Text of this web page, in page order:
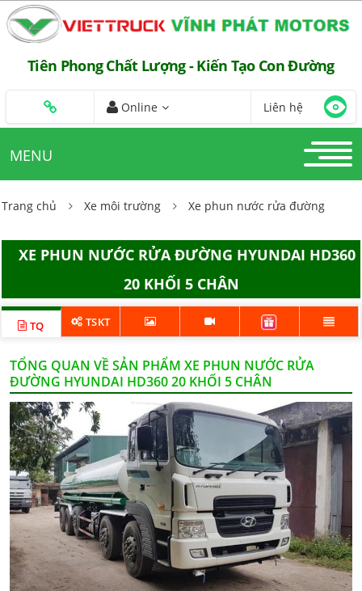
Tiên Phong Chất Lượng - Kiến Tạo Con Đường
Online Liên hệ
MENU
Trang chủ Xe môi trường Xe phun nước rửa đường
XE PHUN NƯỚC RỬA ĐƯỜNG HYUNDAI HD360
20 KHỐI 5 CHÂN
TQ TSKT
TỔNG QUAN VỀ SẢN PHẨM XE PHUN NƯỚC RỬA
ĐƯỜNG HYUNDAI HD360 20 KHỐI 5 CHÂN